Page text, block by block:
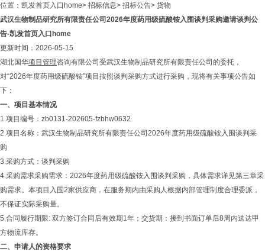
位置： 凯发首页入口home> 招标信息> 招标公告> 货物
武汉生物制品研究所有限责任公司2026年度药用级硫酸铵入围谈判采购邀请谈判公
告-凯发首页入口home
更新时间：2026-05-15
湖北国华项目管理咨询有限公司受武汉生物制品研究所有限责任公司的委托，
对“2026年度药用级硫酸铵”项目按照谈判采购方式进行采购，现将有关事项公告如
下：
一、项目基本情况
1.项目编号：zb0131-202605-fzbhw0632
2.项目名称：武汉生物制品研究所有限责任公司2026年度药用级硫酸铵入围谈判采
购
3.采购方式：谈判采购
4.采购需求采购需求：2026年度药用级硫酸铵入围谈判采购，具体需求详见第三章采
购需求。本项目入围2家供应商，在服务期内由采购人根据内部管理制度合理委派，
不保证实际采购量。
5.合同履行期限: 双方签订合同后有效期1年；交货期：接到书面订单后8周内送达甲
方物流库存。
二、申请人的资格要求